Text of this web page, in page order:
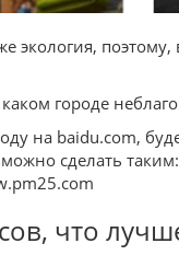
экология,
городе
на baidu.com,
сделать
что